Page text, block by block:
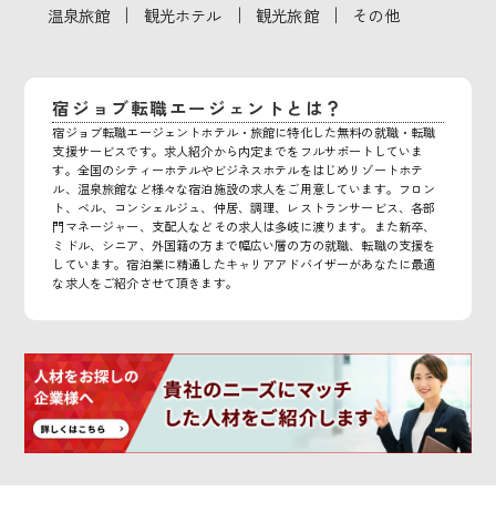
温泉旅館 ｜ 観光ホテル ｜ 観光旅館 ｜ その他
宿ジョブ転職エージェントとは？
宿ジョブ転職エージェントホテル・旅館に特化した無料の就職・転職
支援サービスです。求人紹介から内定までをフルサポートしていま
す。全国のシティーホテルやビジネスホテルをはじめリゾートホテ
ル、温泉旅館など様々な宿泊施設の求人をご用意しています。フロン
ト、ベル、コンシェルジュ、仲居、調理、レストランサービス、各部
門マネージャー、支配人などその求人は多岐に渡ります。また新卒、
ミドル、シニア、外国籍の方まで幅広い層の方の就職、転職の支援を
しています。宿泊業に精通したキャリアアドバイザーがあなたに最適
な求人をご紹介させて頂きます。